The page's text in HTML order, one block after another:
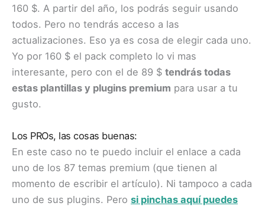
160 $. A partir del año, los podrás seguir usando
todos. Pero no tendrás acceso a las
actualizaciones. Eso ya es cosa de elegir cada uno.
Yo por 160 $ el pack completo lo vi mas
interesante, pero con el de 89 $ tendrás todas
estas plantillas y plugins premium para usar a tu
gusto.
Los PROs, las cosas buenas:
En este caso no te puedo incluir el enlace a cada
uno de los 87 temas premium (que tienen al
momento de escribir el artículo). Ni tampoco a cada
uno de sus plugins. Pero si pinchas aquí puedes